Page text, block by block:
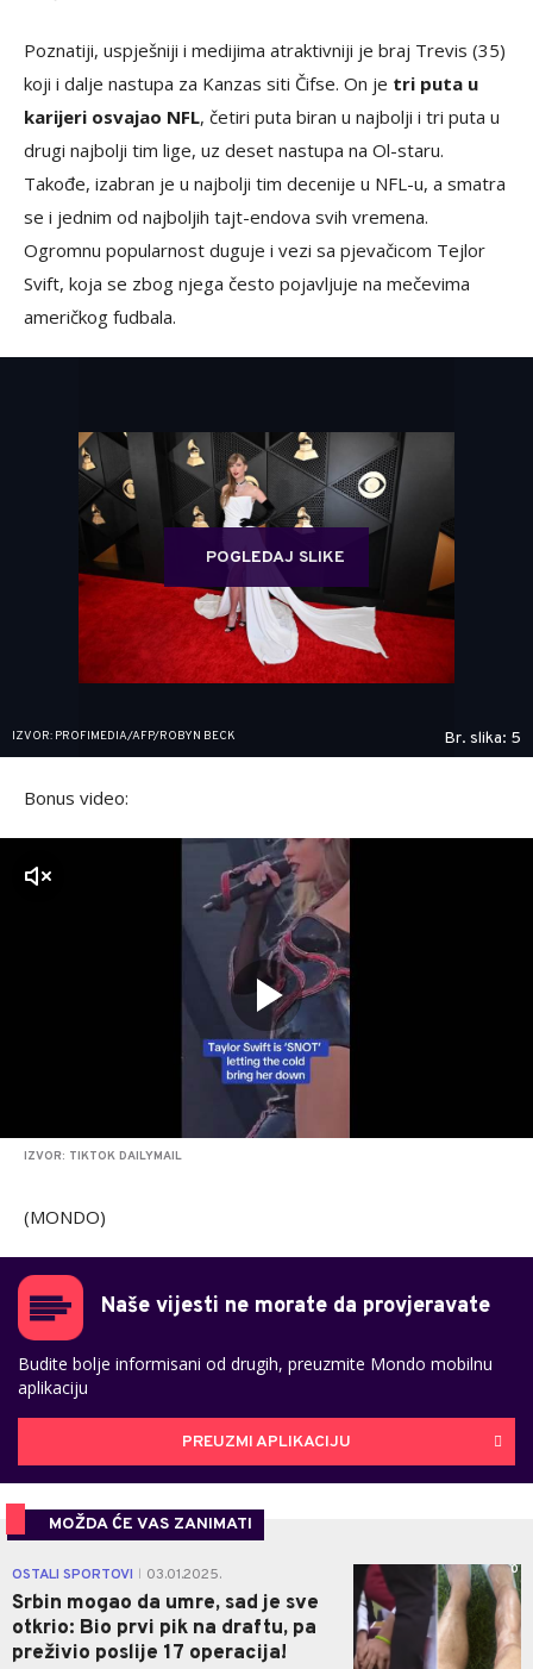
Poznatiji, uspješniji i medijima atraktivniji je braj Trevis (35)
koji i dalje nastupa za Kanzas siti Čifse. On je tri puta u
karijeri osvajao NFL, četiri puta biran u najbolji i tri puta u
drugi najbolji tim lige, uz deset nastupa na Ol-staru.
Takođe, izabran je u najbolji tim decenije u NFL-u, a smatra
se i jednim od najboljih tajt-endova svih vremena.
Ogromnu popularnost duguje i vezi sa pjevačicom Tejlor
Svift, koja se zbog njega često pojavljuje na mečevima
američkog fudbala.
POGLEDAJ SLIKE
IZVOR: PROFIMEDIA/AFP/ROBYN BECK Br. slika: 5
Bonus video:
IZVOR: TIKTOK DAILYMAIL
(MONDO)
Naše vijesti ne morate da provjeravate
Budite bolje informisani od drugih, preuzmite Mondo mobilnu
aplikaciju
PREUZMI APLIKACIJU
MOŽDA ĆE VAS ZANIMATI
OSTALI SPORTOVI 03.01.2025.
Srbin mogao da umre, sad je sve
otkrio: Bio prvi pik na draftu, pa
preživio poslije 17 operacija!
0